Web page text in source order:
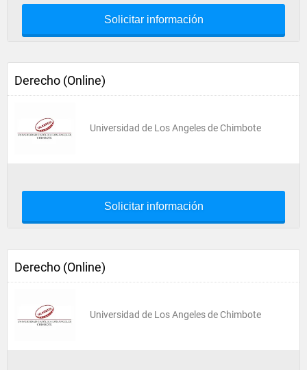
Solicitar información
Derecho (Online)
Universidad de Los Angeles de Chimbote
Solicitar información
Derecho (Online)
Universidad de Los Angeles de Chimbote